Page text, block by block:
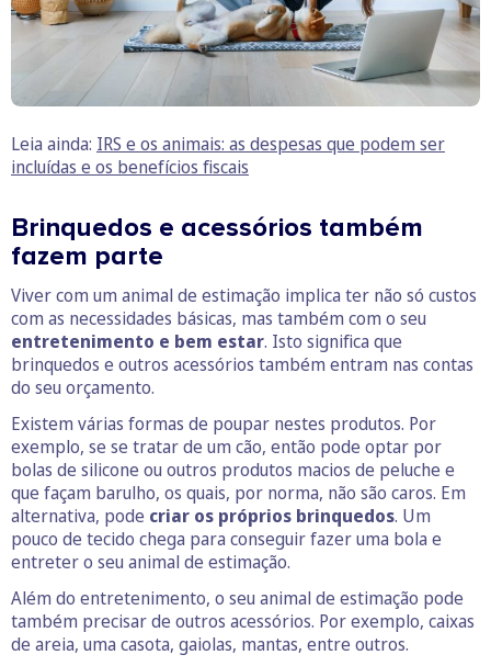
Leia ainda: IRS e os animais: as despesas que podem ser
incluídas e os benefícios fiscais
Brinquedos e acessórios também
fazem parte
Viver com um animal de estimação implica ter não só custos
com as necessidades básicas, mas também com o seu
entretenimento e bem estar. Isto significa que
brinquedos e outros acessórios também entram nas contas
do seu orçamento.
Existem várias formas de poupar nestes produtos. Por
exemplo, se se tratar de um cão, então pode optar por
bolas de silicone ou outros produtos macios de peluche e
que façam barulho, os quais, por norma, não são caros. Em
alternativa, pode criar os próprios brinquedos. Um
pouco de tecido chega para conseguir fazer uma bola e
entreter o seu animal de estimação.
Além do entretenimento, o seu animal de estimação pode
também precisar de outros acessórios. Por exemplo, caixas
de areia, uma casota, gaiolas, mantas, entre outros.